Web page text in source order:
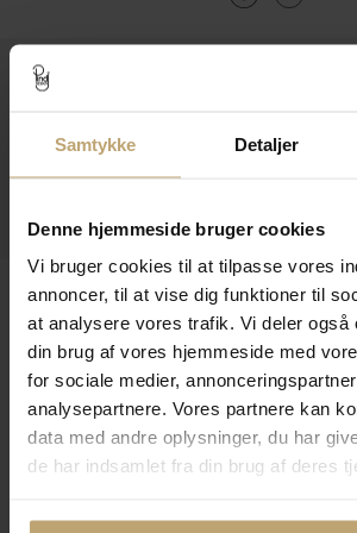
Samtykke Detaljer
Denne hjemmeside bruger cookies
Vi bruger cookies til at tilpasse vores
annoncer, til at vise dig funktioner til
at analysere vores trafik. Vi deler også
din brug af vores hjemmeside med
for sociale medier,
analysepartnere. Vores partnere kan
data med andre oplysninger, du har
de har indsamlet fra din brug af deres
Kontakt
Information
Praktiske Sider
Leveringsmuligheder
Betalingsmuligheder